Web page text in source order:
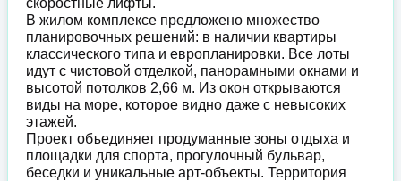
скоростные лифты.
В жилом комплексе предложено множество
планировочных решений: в наличии квартиры
классического типа и европланировки. Все лоты
идут с чистовой отделкой, панорамными окнами и
высотой потолков 2,66 м. Из окон открываются
виды на море, которое видно даже с невысоких
этажей.
Проект объединяет продуманные зоны отдыха и
площадки для спорта, прогулочный бульвар,
беседки и уникальные арт-объекты. Территория